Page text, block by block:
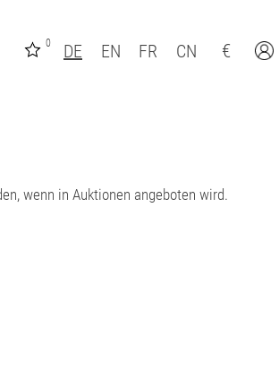
0 DE EN FR CN €
wenn in Auktionen angeboten wird.